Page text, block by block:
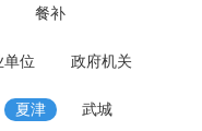
餐补
单位 政府机关
夏津 武城